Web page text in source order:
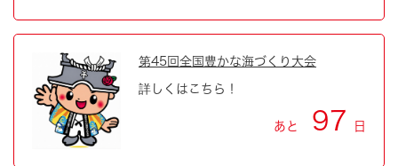
第45回全国豊かな海づくり大会
詳しくはこちら！
あと 97 日